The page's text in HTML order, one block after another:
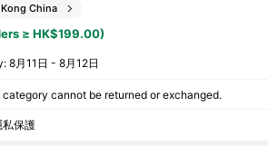
China
≥ HK$199.00)
8月11日 - 8月12日
category cannot be returned or exchanged.
私保護